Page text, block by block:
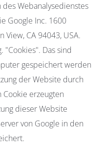
Webanalysedienstes
Google Inc. 1600
View, CA 94043, USA.
"Cookies". Das sind
gespeichert werden
der Website durch
erzeugten
dieser Website
von Google in den